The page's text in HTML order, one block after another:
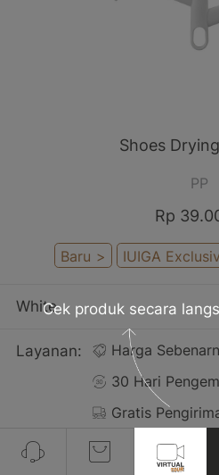
Shoes
PP
Rp
Baru > IUIGA
White
Layanan:
Harga
30 Hari
Gratis
Ulasan(7)
Cek produk secara